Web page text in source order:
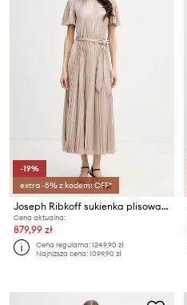
-19%
extra -5% z kodem: OFF*
Joseph Ribkoff sukienka plisowana
Cena aktualna:
879,99 zł
Cena regularna:1249,90 zł
Najniższa cena:1099,90 zł